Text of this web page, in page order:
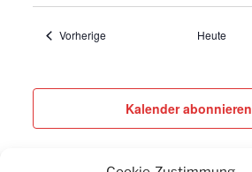
wählen.
Vorherige Heute
Kalender abonnieren